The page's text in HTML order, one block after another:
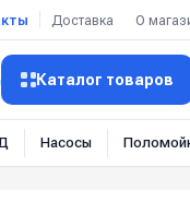
Доставка О
Каталог товаров
Насосы